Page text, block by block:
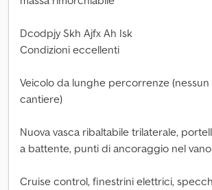
Dcodpjy Skh Ajfx Ah Isk
Condizioni eccellenti
Veicolo da lunghe percorrenze (nessun
cantiere)
Nuova vasca ribaltabile trilaterale,
a battente, punti di ancoraggio nel
Cruise control, finestrini elettrici,